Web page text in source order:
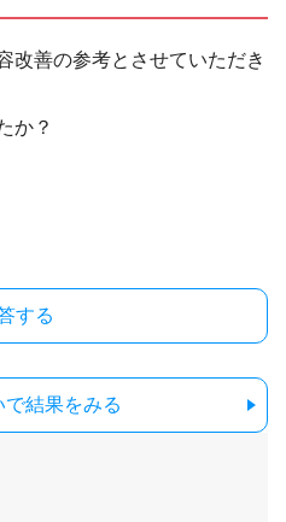
改善の参考とさせていただき
か？
結果をみる